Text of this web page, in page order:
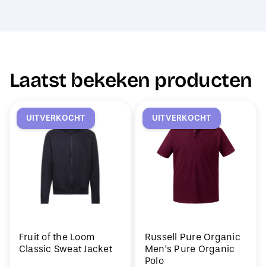
Laatst bekeken producten
UITVERKOCHT
Fruit of the Loom
Classic Sweat Jacket
UITVERKOCHT
Russell Pure Organic
Men’s Pure Organic
Polo